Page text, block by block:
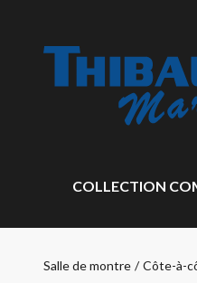
COLLECTION
Salle de montre / Côte-à-